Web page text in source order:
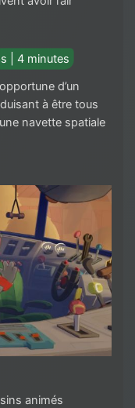
| 4 minutes
d’un
à être tous
navette spatiale
animés